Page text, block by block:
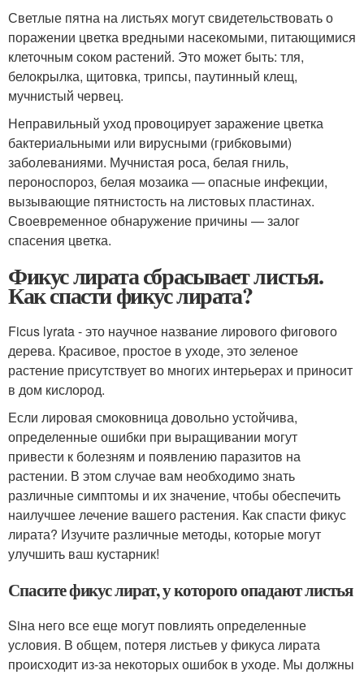
Светлые пятна на листьях могут свидетельствовать о
поражении цветка вредными насекомыми, питающимися
клеточным соком растений. Это может быть: тля,
белокрылка, щитовка, трипсы, паутинный клещ,
мучнистый червец.
Неправильный уход провоцирует заражение цветка
бактериальными или вирусными (грибковыми)
заболеваниями. Мучнистая роса, белая гниль,
пероноспороз, белая мозаика — опасные инфекции,
вызывающие пятнистость на листовых пластинах.
Своевременное обнаружение причины — залог
спасения цветка.
Фикус лирата сбрасывает листья.
Как спасти фикус лирата?
Ficus lyrata - это научное название лирового фигового
дерева. Красивое, простое в уходе, это зеленое
растение присутствует во многих интерьерах и приносит
в дом кислород.
Если лировая смоковница довольно устойчива,
определенные ошибки при выращивании могут
привести к болезням и появлению паразитов на
растении. В этом случае вам необходимо знать
различные симптомы и их значение, чтобы обеспечить
наилучшее лечение вашего растения. Как спасти фикус
лирата? Изучите различные методы, которые могут
улучшить ваш кустарник!
Спасите фикус лират, у которого опадают листья
Siна него все еще могут повлиять определенные
условия. В общем, потеря листьев у фикуса лирата
происходит из-за некоторых ошибок в уходе. Мы должны